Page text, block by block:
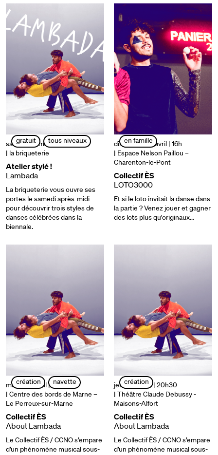
gratuit tous niveaux
samedi 29 mars | 15h à 17h
| la briqueterie
Atelier stylé !
Lambada
La briqueterie vous ouvre ses
portes le samedi après-midi
pour découvrir trois styles de
danses célébrées dans la
biennale.
en famille
dimanche 06 avril | 16h
| Espace Nelson Paillou –
Charenton-le-Pont
Collectif ÈS
LOTO3000
Et si le loto invitait la danse dans
la partie ? Venez jouer et gagner
des lots plus qu'originaux...
création navette
mardi 1er avril | 20h30
| Centre des bords de Marne –
Le Perreux-sur-Marne
Collectif ÈS
About Lambada
Le Collectif ÈS / CCNO s’empare
d’un phénomène musical sous-
création
jeudi 03 avril | 20h30
| Théâtre Claude Debussy -
Maisons-Alfort
Collectif ÈS
About Lambada
Le Collectif ÈS / CCNO s’empare
d’un phénomène musical sous-